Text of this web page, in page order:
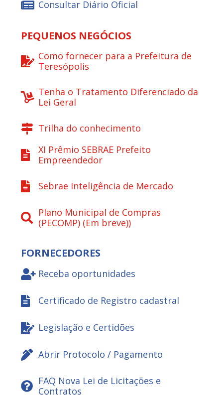
Consultar Diário Oficial
PEQUENOS NEGÓCIOS
Como fornecer para a Prefeitura de
Teresópolis
Tenha o Tratamento Diferenciado da
Lei Geral
Trilha do conhecimento
XI Prêmio SEBRAE Prefeito
Empreendedor
Sebrae Inteligência de Mercado
Plano Municipal de Compras
(PECOMP) (Em breve))
FORNECEDORES
Receba oportunidades
Certificado de Registro cadastral
Legislação e Certidões
Abrir Protocolo / Pagamento
FAQ Nova Lei de Licitações e
Contratos